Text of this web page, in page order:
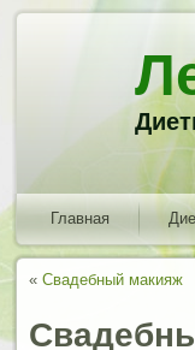
Главная
« Свадебный макияж